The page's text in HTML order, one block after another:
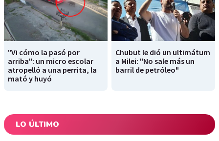
"Vi cómo la pasó por
arriba": un micro escolar
atropelló a una perrita, la
mató y huyó
Chubut le dió un ultimátum
a Milei: "No sale más un
barril de petróleo"
LO ÚLTIMO